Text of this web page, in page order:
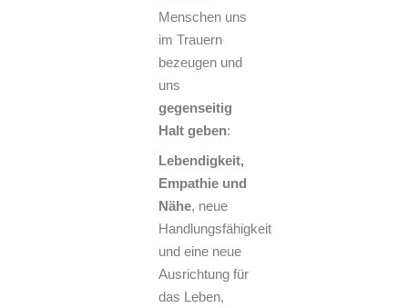
Menschen uns
im Trauern
bezeugen und
uns
gegenseitig
Halt geben:
Lebendigkeit,
Empathie und
Nähe, neue
Handlungsfähigkeit
und eine neue
Ausrichtung für
das Leben,